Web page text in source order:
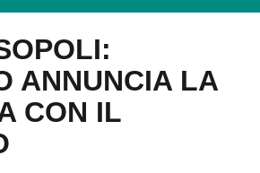
ANNUNCIA LA
CON IL